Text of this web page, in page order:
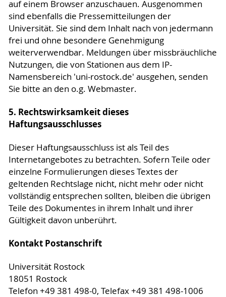
auf einem Browser anzuschauen. Ausgenommen
sind ebenfalls die Pressemitteilungen der
Universität. Sie sind dem Inhalt nach von jedermann
frei und ohne besondere Genehmigung
weiterverwendbar. Meldungen über missbräuchliche
Nutzungen, die von Stationen aus dem IP-
Namensbereich 'uni-rostock.de' ausgehen, senden
Sie bitte an den o.g. Webmaster.
5. Rechtswirksamkeit dieses
Haftungsausschlusses
Dieser Haftungsausschluss ist als Teil des
Internetangebotes zu betrachten. Sofern Teile oder
einzelne Formulierungen dieses Textes der
geltenden Rechtslage nicht, nicht mehr oder nicht
vollständig entsprechen sollten, bleiben die übrigen
Teile des Dokumentes in ihrem Inhalt und ihrer
Gültigkeit davon unberührt.
Kontakt Postanschrift
Universität Rostock
18051 Rostock
Telefon +49 381 498-0, Telefax +49 381 498-1006